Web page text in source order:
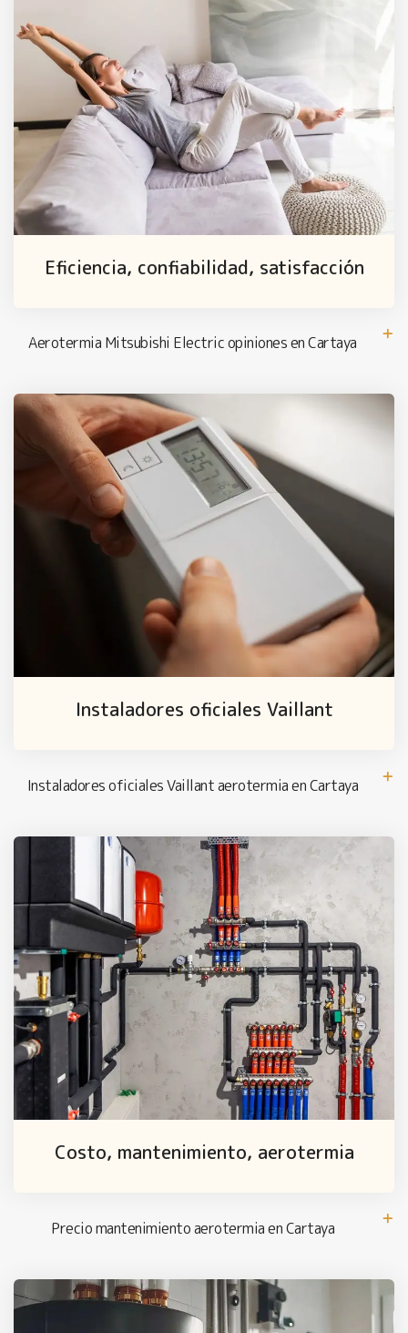
Eficiencia, confiabilidad, satisfacción
Aerotermia Mitsubishi Electric opiniones en Cartaya
Instaladores oficiales Vaillant
Instaladores oficiales Vaillant aerotermia en Cartaya
Costo, mantenimiento, aerotermia
Precio mantenimiento aerotermia en Cartaya